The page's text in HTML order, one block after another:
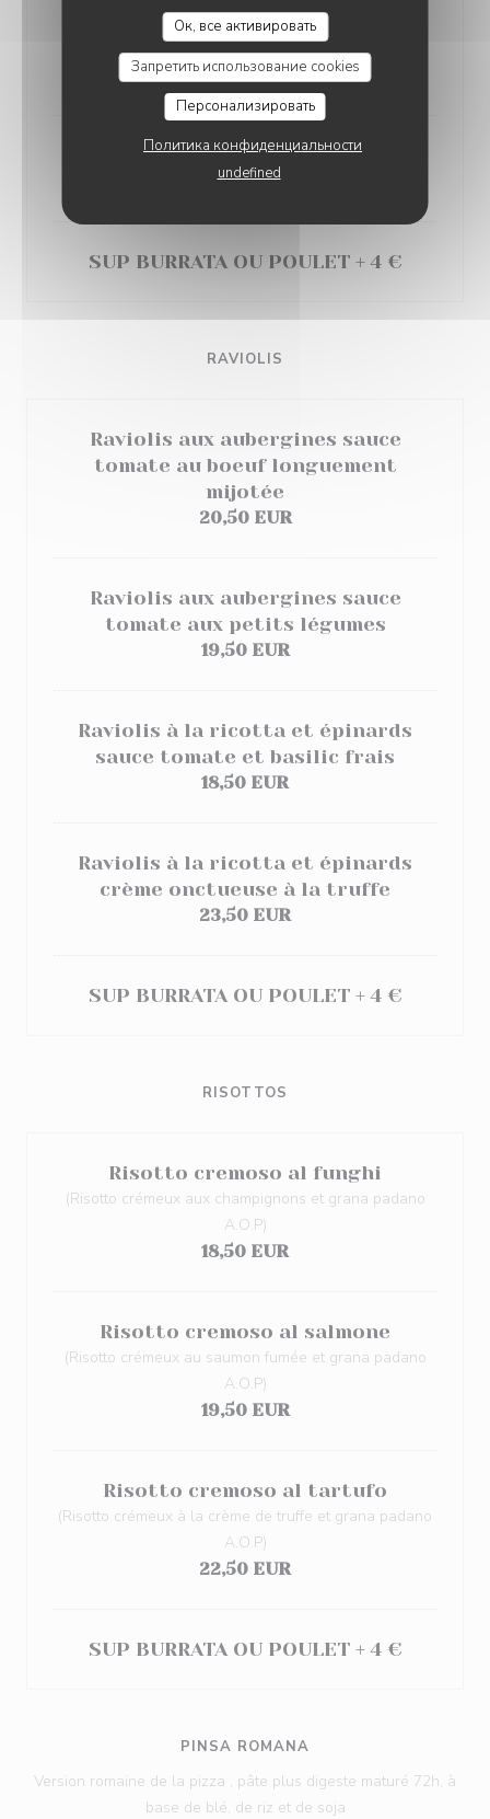
Ок, все активировать
Запретить использование cookies
Персонализировать
Политика конфиденциальности
undefined
(Linguine enrobées d’une crème onctueuse aux
champignons frais )
18,50 EUR
Penne sans gluten +2,50 €
Sauces au choix
SUP BURRATA OU POULET + 4 €
RAVIOLIS
Raviolis aux aubergines sauce
tomate au boeuf longuement
mijotée
20,50 EUR
Raviolis aux aubergines sauce
tomate aux petits légumes
19,50 EUR
Raviolis à la ricotta et épinards
sauce tomate et basilic frais
18,50 EUR
Raviolis à la ricotta et épinards
crème onctueuse à la truffe
23,50 EUR
SUP BURRATA OU POULET + 4 €
RISOTTOS
Risotto cremoso al funghi
(Risotto crémeux aux champignons et grana padano
A.O.P)
18,50 EUR
Risotto cremoso al salmone
(Risotto crémeux au saumon fumée et grana padano
A.O.P)
19,50 EUR
Risotto cremoso al tartufo
(Risotto crémeux à la crème de truffe et grana padano
A.O.P)
22,50 EUR
SUP BURRATA OU POULET + 4 €
PINSA ROMANA
Version romaine de la pizza , pâte plus digeste maturé 72h, à
base de blé, de riz et de soja